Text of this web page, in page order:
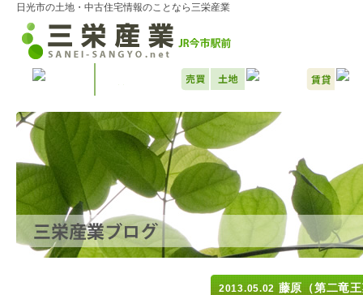
日光市の土地・中古住宅情報のことなら三栄産業
2013.05.02 藤原（第二竜